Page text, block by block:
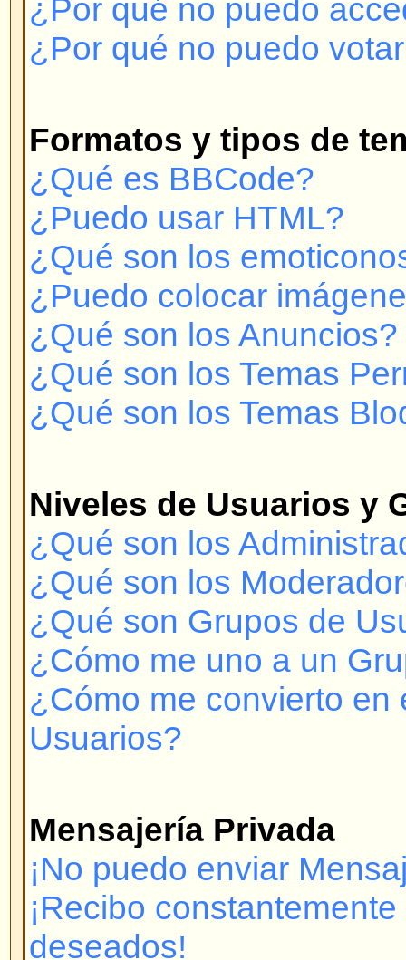
Niveles de Usuarios y Grupos
¿Qué son Grupos de Usuarios?
¿Cómo me uno a un Grupo de
¿Cómo me convierto en el
Usuarios?
Mensajería Privada
¡No puedo enviar Mensajes
¡Recibo constantemente
deseados!
¡He recibido spam o correo
Con respecto a phpBB 2
¿Quién hizo este sistema de
¿Por qué no está X
¿A quién contacto con respecto
legales sobre este sistema de
Se ha registrado? Debe
conectarse. ¿Ha sido Ud.
mostrará un mensaje si así es.)
contactar con el administrador